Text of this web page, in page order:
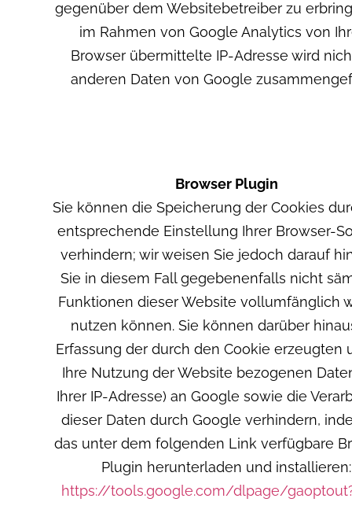
gegenüber dem Websitebetreiber zu
im Rahmen von Google Analytics von
Browser übermittelte IP-Adresse wird
anderen Daten von Google
Browser Plugin
Sie können die Speicherung der Cookies
entsprechende Einstellung Ihrer Browser-
verhindern; wir weisen Sie jedoch darauf
Sie in diesem Fall gegebenenfalls nicht
Funktionen dieser Website vollumfänglich
nutzen können. Sie können darüber
Erfassung der durch den Cookie erzeugten
Ihre Nutzung der Website bezogenen
Ihrer IP-Adresse) an Google sowie die
dieser Daten durch Google verhindern,
das unter dem folgenden Link verfügbare
Plugin herunterladen und installieren:
https://tools.google.com/dlpage/